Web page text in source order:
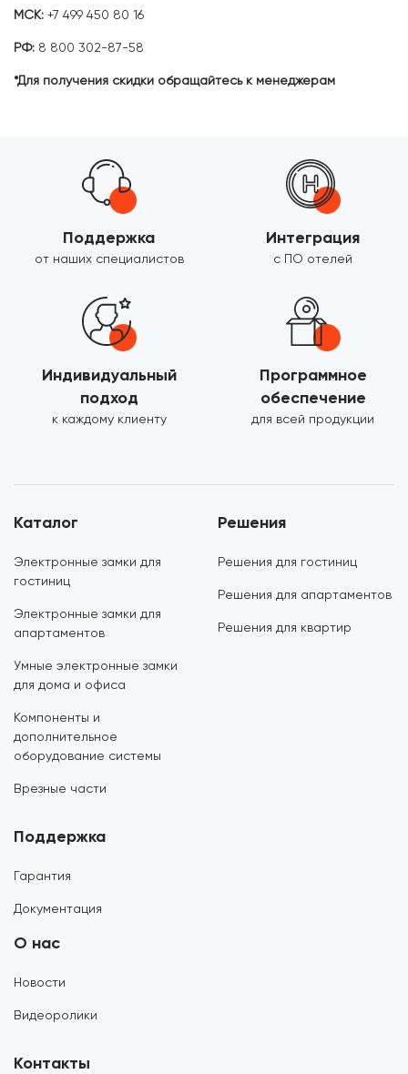
МСК: +7 499 450 80 16
РФ: 8 800 302-87-58
*Для получения скидки обращайтесь к менеджерам
Поддержка
от наших специалистов
Интеграция
с ПО отелей
Индивидуальный
подход
к каждому клиенту
Программное
обеспечение
для всей продукции
Каталог
Электронные замки для
гостиниц
Электронные замки для
апартаментов
Умные электронные замки
для дома и офиса
Компоненты и
дополнительное
оборудование системы
Врезные части
Решения
Решения для гостиниц
Решения для апартаментов
Решения для квартир
Поддержка
Гарантия
Документация
О нас
Новости
Видеоролики
Контакты